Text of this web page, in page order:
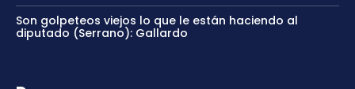
Son golpeteos viejos lo que le están haciendo al
diputado (Serrano): Gallardo